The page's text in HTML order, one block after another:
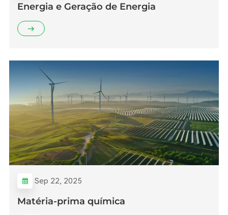
Energia e Geração de Energia
Sep 22, 2025
Matéria-prima química